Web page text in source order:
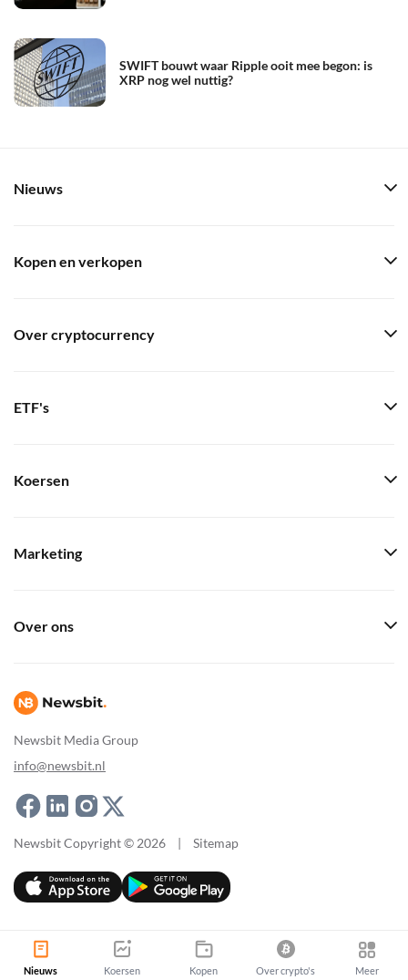
SWIFT bouwt waar Ripple ooit mee begon: is
XRP nog wel nuttig?
Newsbit Media Group
info@newsbit.nl
Nieuws
Kopen en verkopen
Over cryptocurrency
ETF's
Koersen
Marketing
Over ons
Newsbit Copyright © 2026 | Sitemap
Nieuws Koersen Kopen Over crypto's Meer